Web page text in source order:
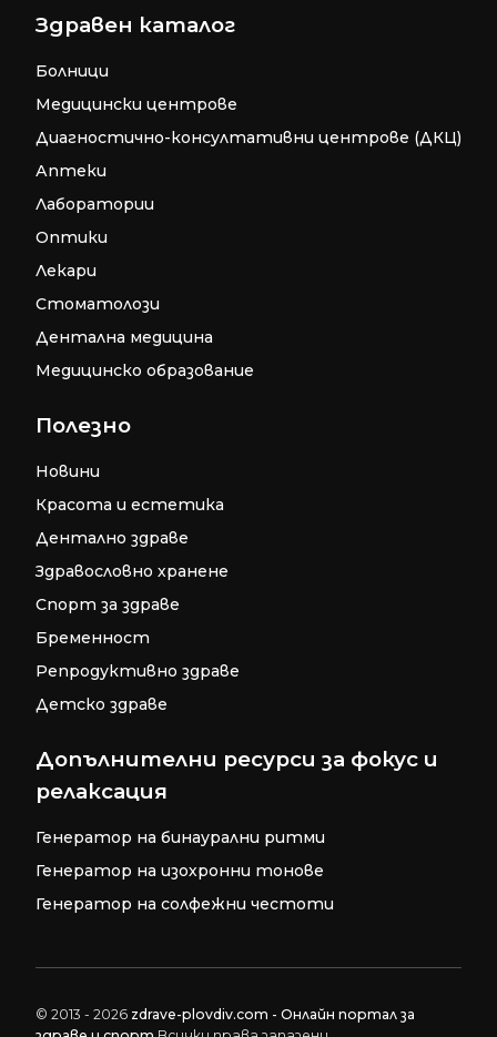
Здравен каталог
Болници
Медицински центрове
Диагностично-консултативни центрове (ДКЦ)
Аптеки
Лаборатории
Оптики
Лекари
Стоматолози
Дентална медицина
Медицинско образование
Полезно
Новини
Красота и естетика
Дентално здраве
Здравословно хранене
Спорт за здраве
Бременност
Репродуктивно здраве
Детско здраве
Допълнителни ресурси за фокус и
релаксация
Генератор на бинаурални ритми
Генератор на изохронни тонове
Генератор на солфежни честоти
© 2013 - 2026 zdrave-plovdiv.com - Онлайн портал за